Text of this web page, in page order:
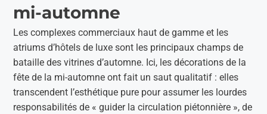
mi-automne
Les complexes commerciaux haut de gamme et les
atriums d’hôtels de luxe sont les principaux champs de
bataille des vitrines d’automne. Ici, les décorations de la
fête de la mi-automne ont fait un saut qualitatif : elles
transcendent l’esthétique pure pour assumer les lourdes
responsabilités de « guider la circulation piétonnière », de